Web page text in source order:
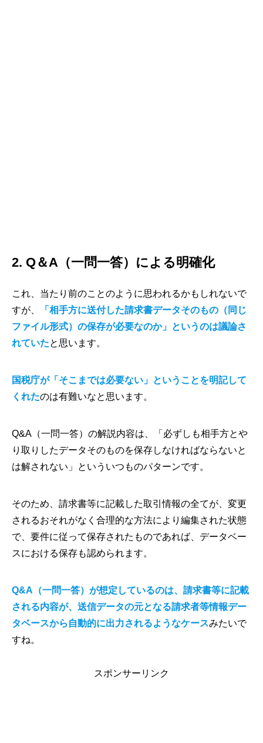
2. Q＆A（一問一答）による明確化
これ、当たり前のことのように思われるかもしれないで
すが、
「相手方に送付した請求書データそのもの（同じ
ファイル形式）の保存が必要なのか」というのは議論さ
れていたと思います。
国税庁が「そこまでは必要ない」ということを明記して
くれたのは有難いなと思います。
Q&A（一問一答）の解説内容は、「必ずしも相手方とや
り取りしたデータそのものを保存しなければならないと
は解されない」といういつものパターンです。
そのため、請求書等に記載した取引情報の全てが、変更
されるおそれがなく合理的な方法により編集された状態
で、要件に従って保存されたものであれば、データベー
スにおける保存も認められます。
Q&A（一問一答）が想定しているのは、請求書等に記載
される内容が、送信データの元となる請求者等情報デー
タベースから自動的に出力されるようなケースみたいで
すね。
スポンサーリンク